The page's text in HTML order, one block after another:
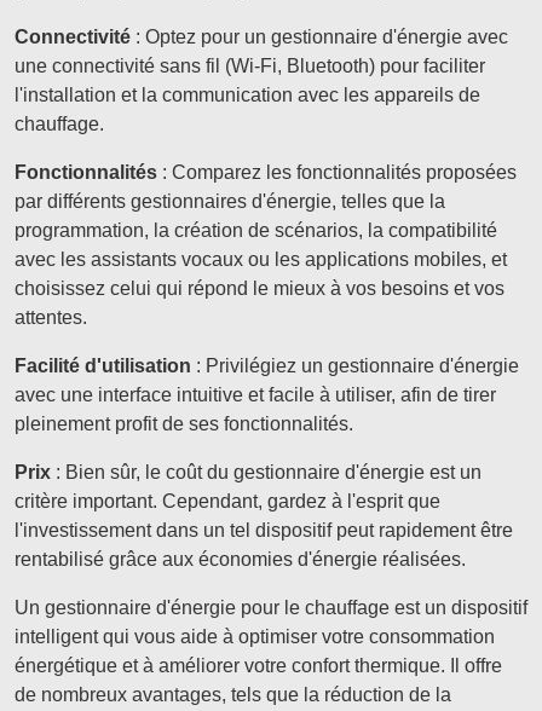
Connectivité : Optez pour un gestionnaire d'énergie avec
une connectivité sans fil (Wi-Fi, Bluetooth) pour faciliter
l'installation et la communication avec les appareils de
chauffage.
Fonctionnalités : Comparez les fonctionnalités proposées
par différents gestionnaires d'énergie, telles que la
programmation, la création de scénarios, la compatibilité
avec les assistants vocaux ou les applications mobiles, et
choisissez celui qui répond le mieux à vos besoins et vos
attentes.
Facilité d'utilisation : Privilégiez un gestionnaire d'énergie
avec une interface intuitive et facile à utiliser, afin de tirer
pleinement profit de ses fonctionnalités.
Prix : Bien sûr, le coût du gestionnaire d'énergie est un
critère important. Cependant, gardez à l'esprit que
l'investissement dans un tel dispositif peut rapidement être
rentabilisé grâce aux économies d'énergie réalisées.
Un gestionnaire d'énergie pour le chauffage est un dispositif
intelligent qui vous aide à optimiser votre consommation
énergétique et à améliorer votre confort thermique. Il offre
de nombreux avantages, tels que la réduction de la